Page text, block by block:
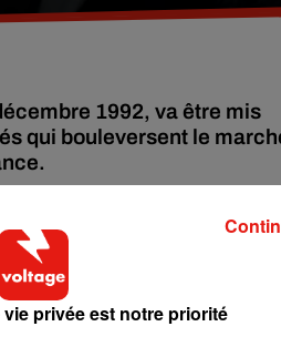
1992, va être mis
qui bouleversent le
SMS est composé de 15
exclusif d'une réplique
SMS au monde.
privée est notre priorité